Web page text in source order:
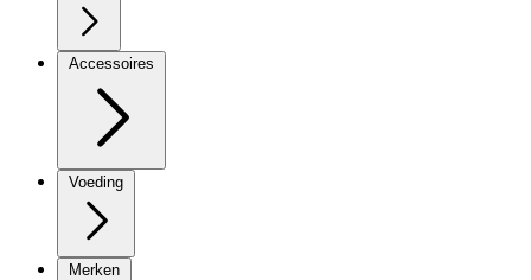
Accessoires
Voeding
Merken